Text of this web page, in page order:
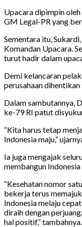
Upacara dipimpin
GM Legal-PR yang
Sementara itu,
Komandan Upacara.
turut hadir dalam
Demi kelancaran
perusahaan dihentikan
Dalam sambutannya,
ke-79 RI patut
“Kita harus tetap
Indonesia maju,”
Ia juga mengajak
membangun
“Kesehatan nomor
bekerja terus
Indonesia melaju
diraih dengan
hal positif,” tambahnya.